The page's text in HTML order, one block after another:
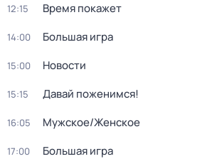
12:15 Время покажет
14:00 Большая игра
15:00 Новости
15:15 Давай поженимся!
16:05 Мужское/Женское
17:00 Большая игра